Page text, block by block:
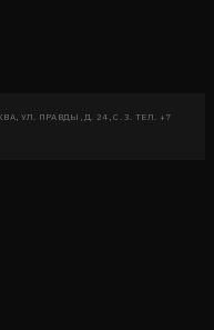
УЛ. ПРАВДЫ, Д. 24, С. 3. ТЕЛ. +7